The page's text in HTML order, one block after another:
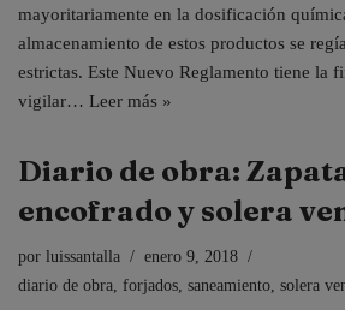
mayoritariamente en la dosificación
almacenamiento de estos productos se
estrictas. Este Nuevo Reglamento tiene la
vigilar… Leer más »
Diario de obra:
encofrado y solera
por luissantalla
enero 9, 2018
diario de obra, forjados, saneamiento, solera